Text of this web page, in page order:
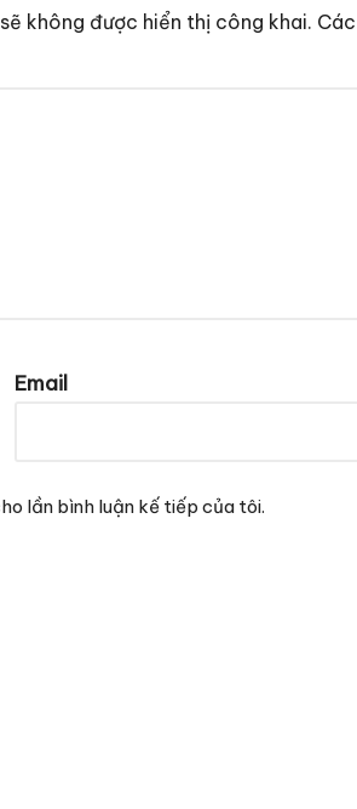
không được hiển thị công khai.
Email
lần bình luận kế tiếp của tôi.